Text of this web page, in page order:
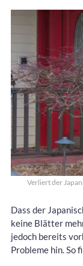
Verliert der
Dass der
keine Blätter
jedoch bereits
Probleme hin. So